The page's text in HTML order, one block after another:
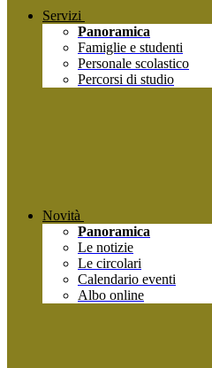
Servizi
Panoramica
Famiglie e studenti
Personale scolastico
Percorsi di studio
Novità
Panoramica
Le notizie
Le circolari
Calendario eventi
Albo online